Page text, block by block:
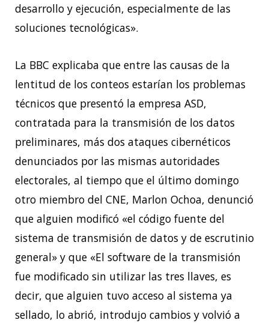
desarrollo y ejecución, especialmente de las
soluciones tecnológicas».
La BBC explicaba que entre las causas de la
lentitud de los conteos estarían los problemas
técnicos que presentó la empresa ASD,
contratada para la transmisión de los datos
preliminares, más dos ataques cibernéticos
denunciados por las mismas autoridades
electorales, al tiempo que el último domingo
otro miembro del CNE, Marlon Ochoa, denunció
que alguien modificó «el código fuente del
sistema de transmisión de datos y de escrutinio
general» y que «El software de la transmisión
fue modificado sin utilizar las tres llaves, es
decir, que alguien tuvo acceso al sistema ya
sellado, lo abrió, introdujo cambios y volvió a